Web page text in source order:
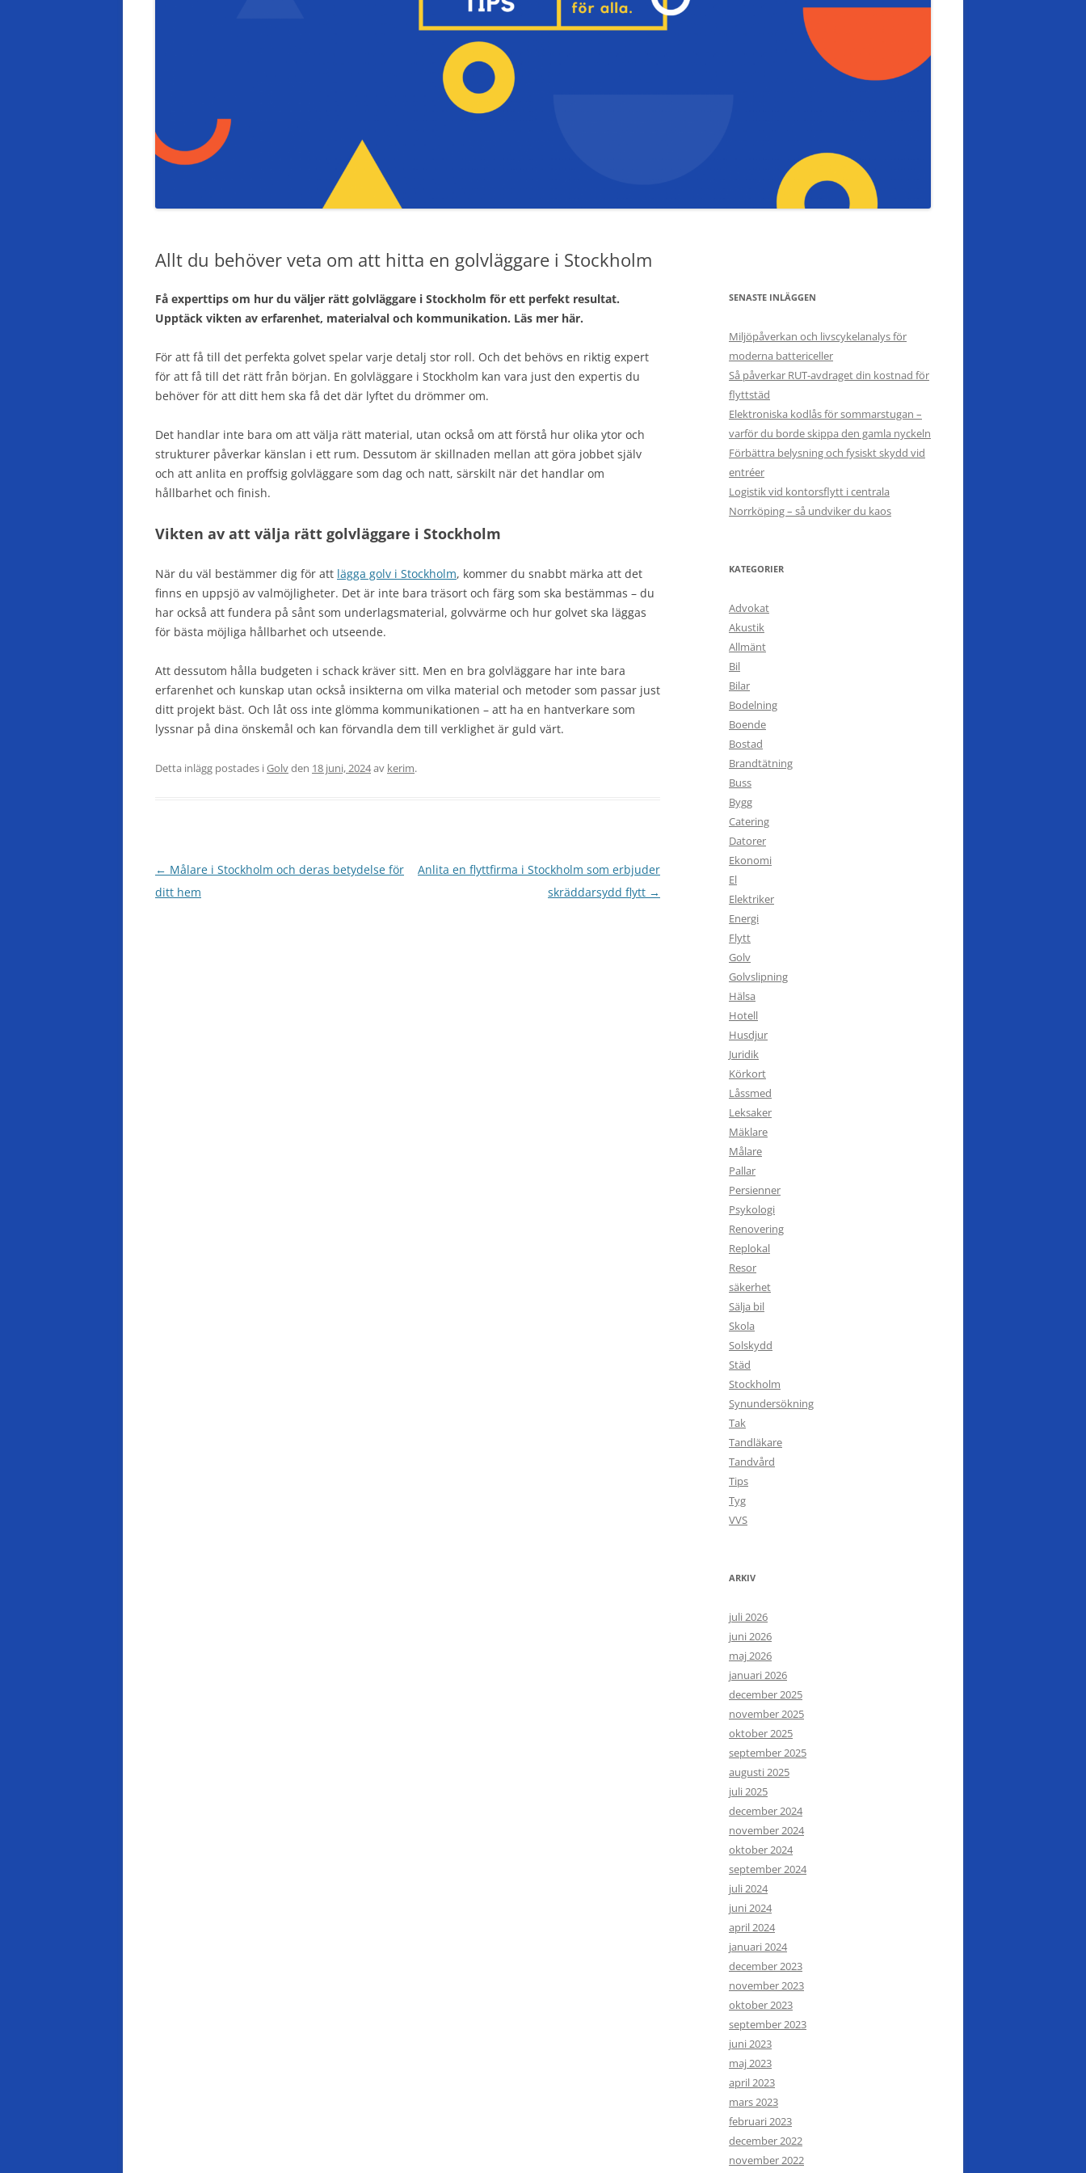
Allt du behöver veta om att hitta en golvläggare i Stockholm
Få experttips om hur du väljer rätt golvläggare i Stockholm för ett perfekt resultat.
Upptäck vikten av erfarenhet, materialval och kommunikation. Läs mer här.
För att få till det perfekta golvet spelar varje detalj stor roll. Och det behövs en riktig expert
för att få till det rätt från början. En golvläggare i Stockholm kan vara just den expertis du
behöver för att ditt hem ska få det där lyftet du drömmer om.
Det handlar inte bara om att välja rätt material, utan också om att förstå hur olika ytor och
strukturer påverkar känslan i ett rum. Dessutom är skillnaden mellan att göra jobbet själv
och att anlita en proffsig golvläggare som dag och natt, särskilt när det handlar om
hållbarhet och finish.
Vikten av att välja rätt golvläggare i Stockholm
När du väl bestämmer dig för att lägga golv i Stockholm, kommer du snabbt märka att det
finns en uppsjö av valmöjligheter. Det är inte bara träsort och färg som ska bestämmas – du
har också att fundera på sånt som underlagsmaterial, golvvärme och hur golvet ska läggas
för bästa möjliga hållbarhet och utseende.
Att dessutom hålla budgeten i schack kräver sitt. Men en bra golvläggare har inte bara
erfarenhet och kunskap utan också insikterna om vilka material och metoder som passar just
ditt projekt bäst. Och låt oss inte glömma kommunikationen – att ha en hantverkare som
lyssnar på dina önskemål och kan förvandla dem till verklighet är guld värt.
Detta inlägg postades iGolvden 18 juni, 2024av kerim.
Inläggsnavigering
← Målare i Stockholm och deras betydelse för
ditt hem
Anlita en flyttfirma i Stockholm som erbjuder
skräddarsydd flytt →
SENASTE INLÄGGEN
Miljöpåverkan och livscykelanalys för
moderna battericeller
Så påverkar RUT-avdraget din kostnad för
flyttstäd
Elektroniska kodlås för sommarstugan –
varför du borde skippa den gamla nyckeln
Förbättra belysning och fysiskt skydd vid
entréer
Logistik vid kontorsflytt i centrala
Norrköping – så undviker du kaos
KATEGORIER
Advokat
Akustik
Allmänt
Bil
Bilar
Bodelning
Boende
Bostad
Brandtätning
Buss
Bygg
Catering
Datorer
Ekonomi
El
Elektriker
Energi
Flytt
Golv
Golvslipning
Hälsa
Hotell
Husdjur
Juridik
Körkort
Låssmed
Leksaker
Mäklare
Målare
Pallar
Persienner
Psykologi
Renovering
Replokal
Resor
säkerhet
Sälja bil
Skola
Solskydd
Städ
Stockholm
Synundersökning
Tak
Tandläkare
Tandvård
Tips
Tyg
VVS
ARKIV
juli 2026
juni 2026
maj 2026
januari 2026
december 2025
november 2025
oktober 2025
september 2025
augusti 2025
juli 2025
december 2024
november 2024
oktober 2024
september 2024
juli 2024
juni 2024
april 2024
januari 2024
december 2023
november 2023
oktober 2023
september 2023
juni 2023
maj 2023
april 2023
mars 2023
februari 2023
december 2022
november 2022